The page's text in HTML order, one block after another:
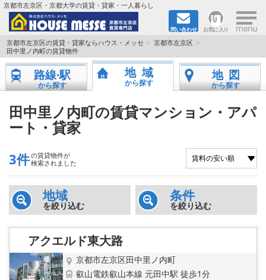
京都市左京区・京都大学の賃貸・貸家・一人暮らし
問い合わせ お気に入り ×
TOPページ
地図から検索
京都大学＆京都芸術大学生さんに
書類DL & 入居者さまへ
家族で住むならマンション？賃家？
一人暮らしの物件特集
ペット相談OKの賃貸！
特選物件
京都市左京区の賃貸・貸家ならハウス・メッセ
京都市左京区
田中里ノ内町の賃貸物件
路線·駅
から探す
地域
から探す
地図
から探す
田中里ノ内町の賃貸マンション・アパ
ート・貸家
3件の賃貸物件が
検索されました
地域
を絞り込む
条件
を絞り込む
アクエルド東大路
京都市左京区田中里ノ内町
叡山電鉄叡山本線 元田中駅 徒歩1分